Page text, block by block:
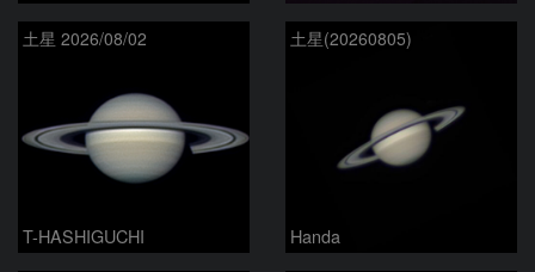
土星 2026/08/02
T-HASHIGUCHI
土星(20260805)
Handa